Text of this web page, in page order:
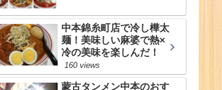
中本錦糸町店で冷し樺太
麺！美味しい麻婆で熱×
冷の美味を楽しんだ！
160 views
蒙古タンメン中本のおす